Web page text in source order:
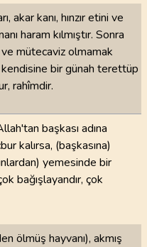
akar kanı, hınzır etini ve
haram kılmıştır. Sonra
mütecaviz olmamak
bir günah terettüp
rahîmdir.
başkası adına
kalırsa, (başkasına)
yemesinde bir
bağışlayandır, çok
ölmüş hayvanı), akmış